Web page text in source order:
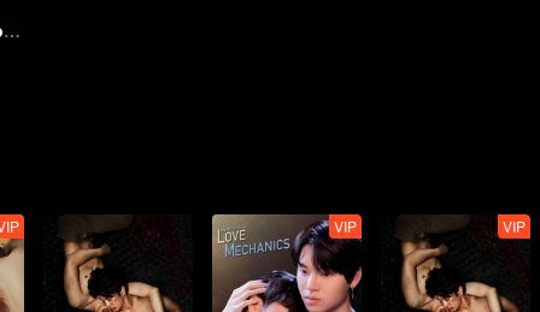
[Teaser 60s] - The Tuxedo The Series
VIP VIP